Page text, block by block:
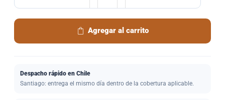
Agregar al carrito
Despacho rápido en Chile
Santiago: entrega el mismo día dentro de la cobertura aplicable.